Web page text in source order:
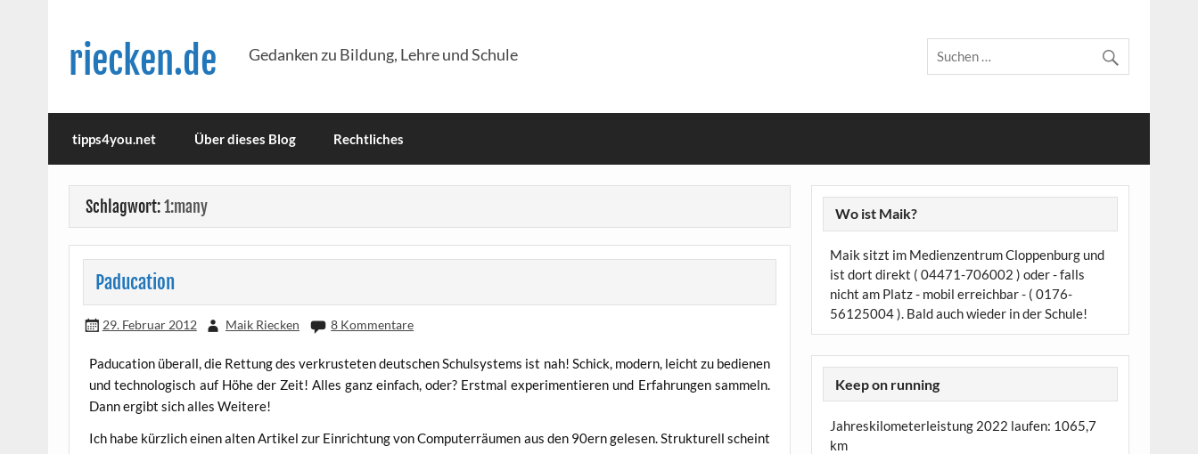
riecken.de Gedanken zu Bildung, Lehre und Schule
tipps4you.net Über dieses Blog Rechtliches
Schlagwort:1:many
Paducation
29. Februar 2012 Maik Riecken 8 Kommentare
Padu­ca­ti­on über­all, die Ret­tung des ver­krus­te­ten deut­schen Schul­sys­tems ist nah! Schick, modern, leicht zu bedie­nen
und tech­no­lo­gisch auf Höhe der Zeit! Alles ganz ein­fach, oder? Erst­mal expe­ri­men­tie­ren und Erfah­run­gen sam­meln.
Dann ergibt sich alles Weitere!
Ich habe kürz­lich einen alten Arti­kel zur Ein­rich­tung von Com­pu­ter­räu­men aus den 90ern gele­sen. Struk­tu­rell scheint
Wo ist Maik?
Maik sitzt im Medienzentrum Cloppenburg und
ist dort direkt ( 04471-706002 ) oder - falls
nicht am Platz - mobil erreichbar - ( 0176-
56125004 ). Bald auch wieder in der Schule!
Keep on running
Jahreskilometerleistung 2022 laufen: 1065,7
km